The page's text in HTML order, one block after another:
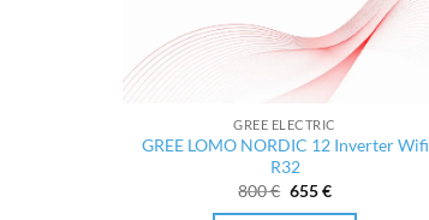
GREE ELECTRIC
GREE LOMO NORDIC 12 Inverter Wifi
R32
800€ Algne
655€Current